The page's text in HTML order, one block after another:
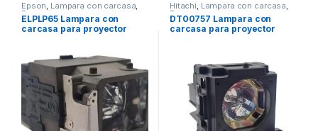
Epson, Lampara con carcasa,
Proyector
ELPLP65 Lampara con
carcasa para proyector
Hitachi, Lampara con carcasa,
Proyector
DT00757 Lampara con
carcasa para proyector